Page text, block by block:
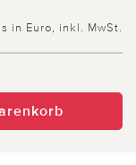
in Euro, inkl. MwSt.